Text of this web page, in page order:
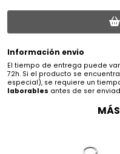
Información envio
El tiempo de entrega puede
72h. Si el producto se encuentra
especial), se requiere un
laborables antes de ser